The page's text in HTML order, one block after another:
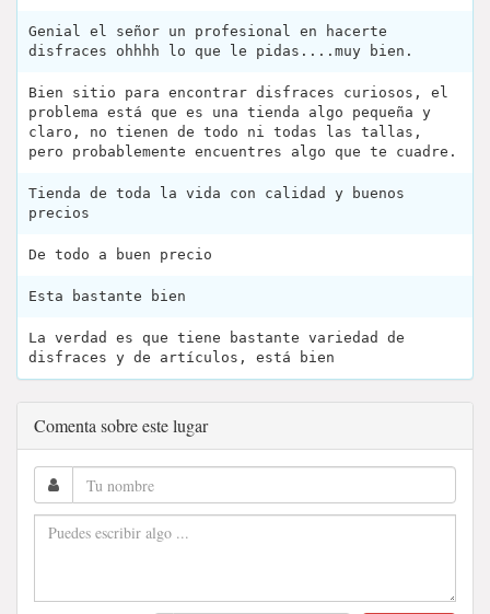
Genial el señor un profesional en hacerte
disfraces ohhhh lo que le pidas....muy bien.
Bien sitio para encontrar disfraces curiosos, el
problema está que es una tienda algo pequeña y
claro, no tienen de todo ni todas las tallas,
pero probablemente encuentres algo que te cuadre.
Tienda de toda la vida con calidad y buenos
precios
De todo a buen precio
Esta bastante bien
La verdad es que tiene bastante variedad de
disfraces y de artículos, está bien
Comenta sobre este lugar